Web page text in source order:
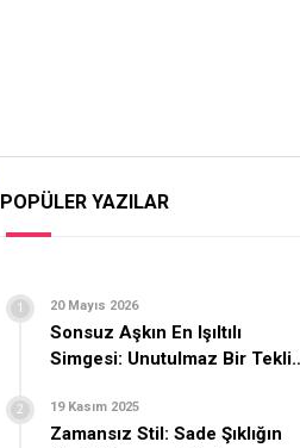
POPÜLER YAZILAR
20 Mayıs 2026
Sonsuz Aşkın En Işıltılı
Simgesi: Unutulmaz Bir Teklif
19 Kasım 2025
Zamansız Stil: Sade Şıklığın